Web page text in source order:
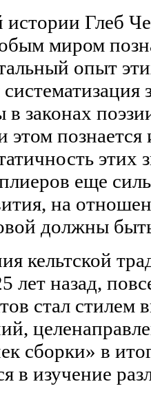
истории Глеб
миром
опыт
законах
познается
этих
еще
на
должны
кельтской
лет назад,
стал стилем
сборки» в
в изучение